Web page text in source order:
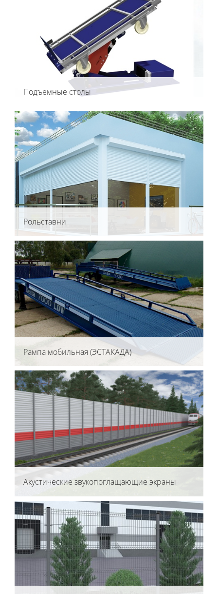
Подъемные столы
Рольставни
Рампа мобильная (ЭСТАКАДА)
Акустические звукопоглащающие экраны